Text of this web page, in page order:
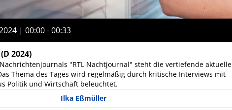
| 00:00 - 00:33
(D 2024)
"RTL Nachtjournal" steht die vertiefende aktuelle
Thema des Tages wird regelmäßig durch kritische Interviews mit
Politik und Wirtschaft beleuchtet.
Ilka Eßmüller